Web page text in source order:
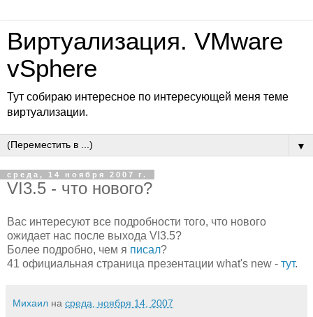
Виртуализация. VMware
vSphere
Тут собираю интересное по интересующей меня теме
виртуализации.
▼
среда, 14 ноября 2007 г.
VI3.5 - что нового?
Вас интересуют все подробности того, что нового
ожидает нас после выхода VI3.5?
Более подробно, чем я писал?
41 официальная страница презентации what's new - тут.
Михаил на среда, ноября 14, 2007